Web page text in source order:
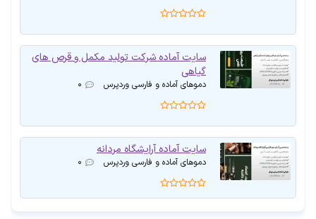
سایت آماده شرکت تولید مکمل و قرص های
گیاهی
دموهای آماده و فارسی وردپرس ۰
سایت آماده آرایشگاه مردانه
دموهای آماده و فارسی وردپرس ۰